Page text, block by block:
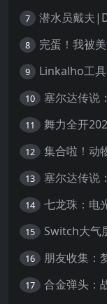
7 潜水员戴夫
8 完蛋！我被
9 Linkalho工
10
11 舞力全开
12
13
14
15 Switch大气
16
17
合金弹头：